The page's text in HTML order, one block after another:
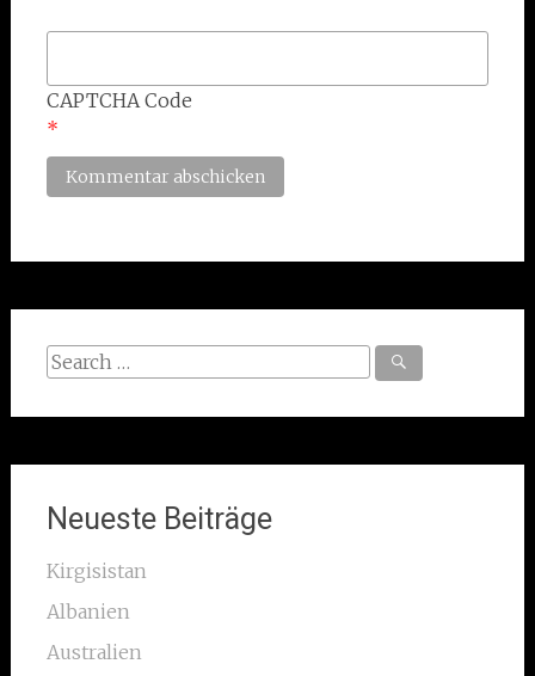
CAPTCHA Code
*
Search
Neueste Beiträge
Kirgisistan
Albanien
Australien